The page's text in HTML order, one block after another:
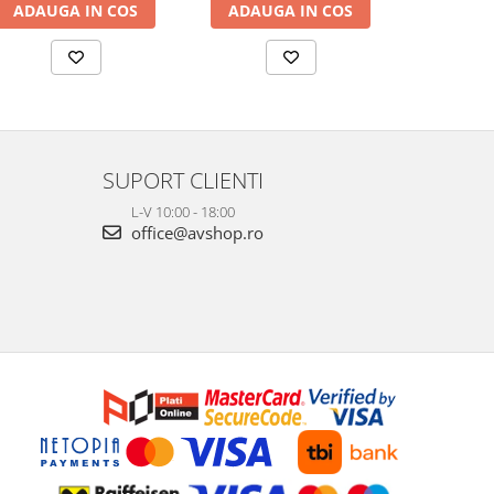
ADAUGA IN COS ADAUGA IN COS
SUPORT CLIENTI
L-V 10:00 - 18:00
office@avshop.ro